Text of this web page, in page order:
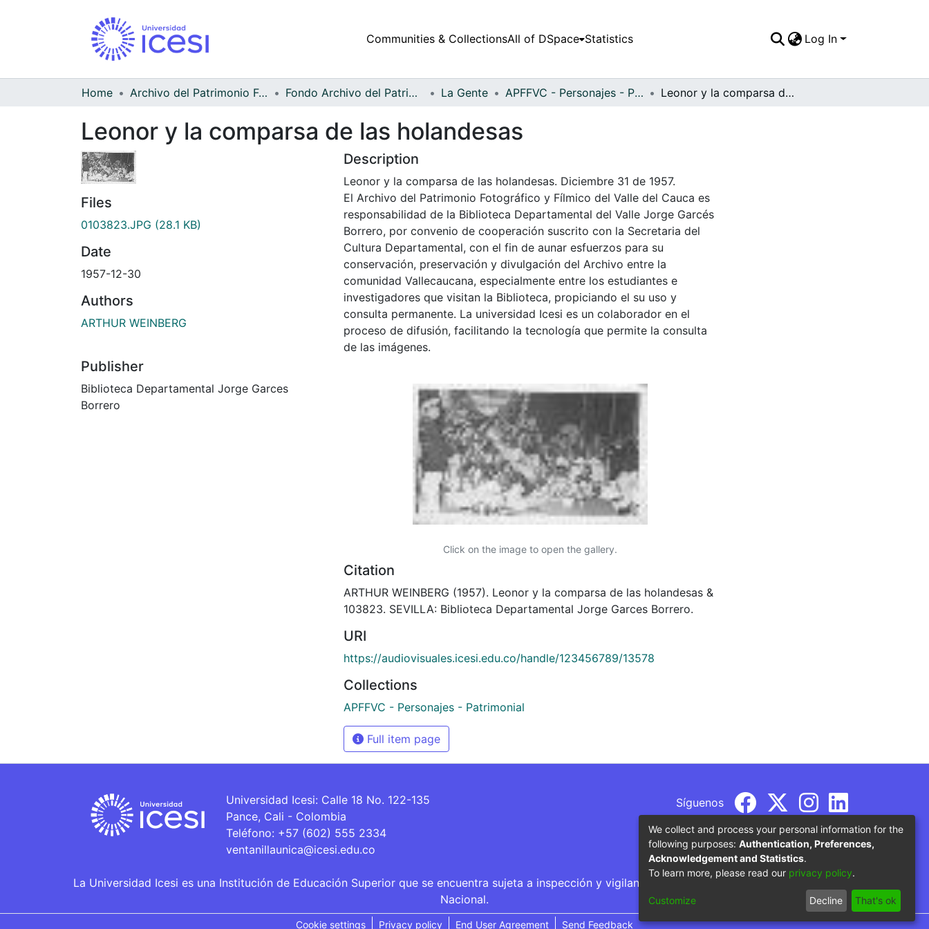
Communities & CollectionsAll of DSpace Statistics Log In
Home Archivo del Patrimonio Fotográfico y Fílmico del Valle del Cauca Fondo Archivo del Patrimonio Fotográfico y Fílmico del Valle del Cauca La Gente APFFVC - Personajes - Patrimonial Leonor y la comparsa de las holandesas
Leonor y la comparsa de las holandesas
Files
0103823.JPG (28.1 KB)
Date
1957-12-30
Authors
ARTHUR WEINBERG
Publisher
Biblioteca Departamental Jorge Garces
Borrero
Description
Leonor y la comparsa de las holandesas. Diciembre 31 de 1957.
El Archivo del Patrimonio Fotográfico y Fílmico del Valle del Cauca es
responsabilidad de la Biblioteca Departamental del Valle Jorge Garcés
Borrero, por convenio de cooperación suscrito con la Secretaria del
Cultura Departamental, con el fin de aunar esfuerzos para su
conservación, preservación y divulgación del Archivo entre la
comunidad Vallecaucana, especialmente entre los estudiantes e
investigadores que visitan la Biblioteca, propiciando el su uso y
consulta permanente. La universidad Icesi es un colaborador en el
proceso de difusión, facilitando la tecnología que permite la consulta
de las imágenes.
Click on the image to open the gallery.
Citation
ARTHUR WEINBERG (1957). Leonor y la comparsa de las holandesas &
103823. SEVILLA: Biblioteca Departamental Jorge Garces Borrero.
URI
https://audiovisuales.icesi.edu.co/handle/123456789/13578
Collections
APFFVC - Personajes - Patrimonial
Full item page
Universidad Icesi: Calle 18 No. 122-135
Pance, Cali - Colombia
Teléfono: +57 (602) 555 2334
ventanillaunica@icesi.edu.co
Síguenos
La Universidad Icesi es una Institución de Educación Superior que se encuentra sujeta a inspección y vigilancia por parte del Ministerio de Educación
Nacional.
Cookie settings Privacy policy End User Agreement Send Feedback
We collect and process your personal information for the
following purposes: Authentication, Preferences,
Acknowledgement and Statistics.
To learn more, please read our privacy policy.
Customize Decline That's ok